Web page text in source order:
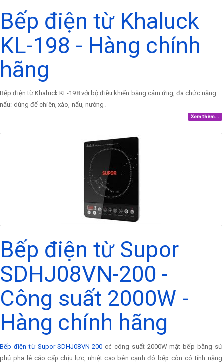
Bếp điện từ Khaluck
KL-198 - Hàng chính
hãng
Bếp điện từ Khaluck KL-198 với bộ điều khiển bằng cảm ứng, đa chức năng
nấu: dùng để chiên, xào, nấu, nướng.
Xem thêm...
Bếp điện từ Supor
SDHJ08VN-200 -
Công suất 2000W -
Hàng chính hãng
Bếp điện từ Supor SDHJ08VN-200 có công suất 2000W mặt bếp bằng sứ
phủ pha lê cáo cấp chịu lực, nhiệt cao bên cạnh đó bếp còn có tính năng